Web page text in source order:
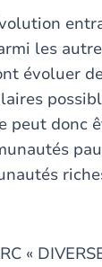
les
évoluer
peut donc
«